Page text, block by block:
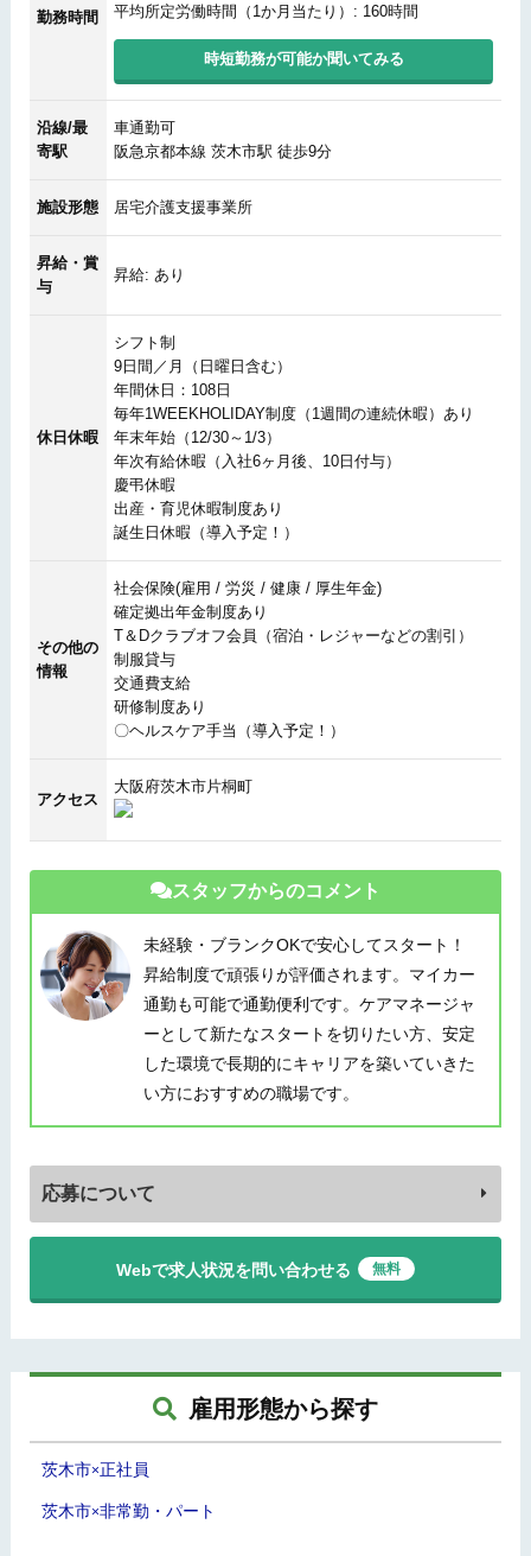
勤務時間
平均所定労働時間（1か月当たり）: 160時間
時短勤務が可能か聞いてみる
沿線/最
寄駅
車通勤可
阪急京都本線 茨木市駅 徒歩9分
施設形態 居宅介護支援事業所
昇給・賞
与
昇給: あり
休日休暇
シフト制
9日間／月（日曜日含む）
年間休日：108日
毎年1WEEKHOLIDAY制度（1週間の連続休暇）あり
年末年始（12/30～1/3）
年次有給休暇（入社6ヶ月後、10日付与）
慶弔休暇
出産・育児休暇制度あり
誕生日休暇（導入予定！）
その他の
情報
社会保険(雇用 / 労災 / 健康 / 厚生年金)
確定拠出年金制度あり
T＆Dクラブオフ会員（宿泊・レジャーなどの割引）
制服貸与
交通費支給
研修制度あり
〇ヘルスケア手当（導入予定！）
アクセス
大阪府茨木市片桐町
スタッフからのコメント
未経験・ブランクOKで安心してスタート！
昇給制度で頑張りが評価されます。マイカー
通勤も可能で通勤便利です。ケアマネージャ
ーとして新たなスタートを切りたい方、安定
した環境で長期的にキャリアを築いていきた
い方におすすめの職場です。
応募について
Webで求人状況を問い合わせる 無料
雇用形態から探す
茨木市×正社員
茨木市×非常勤・パート